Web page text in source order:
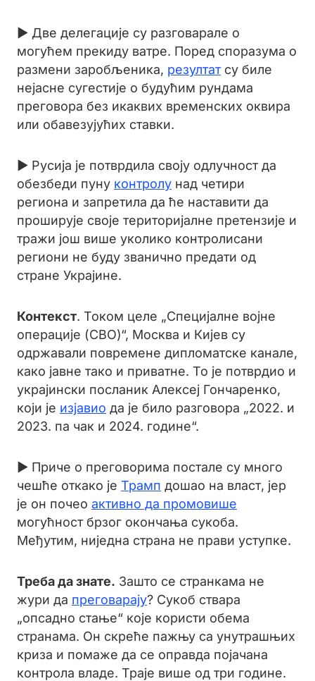
► Две делегације су разговарале о
могућем прекиду ватре. Поред споразума о
размени заробљеника, резултатсу биле
нејасне сугестије о будућим рундама
преговора без икаквих временских оквира
или обавезујућих ставки.
► Русија је потврдила своју одлучност да
обезбеди пуну контролу над четири
региона и запретила да ће наставити да
проширује своје територијалне претензије и
тражи још више уколико контролисани
региони не буду званично предати од
стране Украјине.
Контекст. Током целе „Специјалне војне
операције (СВО)“, Москва и Кијев су
одржавали повремене дипломатске канале,
како јавне тако и приватне. То је потврдио и
украјински посланик Алексеј Гончаренко,
који је изјавио да је било разговора „2022. и
2023. па чак и 2024. године“.
► Приче о преговорима постале су много
чешће откако је Трамп дошао на власт, јер
је он почео активно да промовише
могућност брзог окончања сукоба.
Међутим, ниједна страна не прави уступке.
Треба да знате. Зашто се странкама не
жури да преговарају? Сукоб ствара
„опсадно стање“ које користи обема
странама. Он скреће пажњу са унутрашњих
криза и помаже да се оправда појачана
контрола владе. Траје више од три године.